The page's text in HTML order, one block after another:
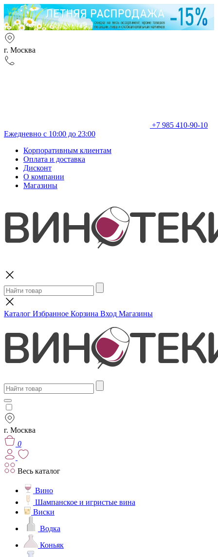
г. Москва
+7 985 410-90-10
Ежедневно с 10:00 до 23:00
Корпоративным клиентам
Оплата и доставка
Дисконт
О компании
Магазины
Каталог Избранное Корзина Вход Магазины
г. Москва
0
Весь каталог
Вино
Шампанское и игристые вина
Виски
Водка
Коньяк